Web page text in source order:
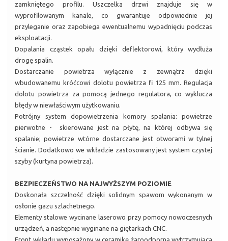
zamkniętego profilu. Uszczelka drzwi znajduje się w
wyprofilowanym kanale, co gwarantuje odpowiednie jej
przyleganie oraz zapobiega ewentualnemu wypadnięciu podczas
eksploatacji.
Dopalania cząstek opału dzięki deflektorowi, który wydłuża
drogę spalin.
Dostarczanie powietrza wyłącznie z zewnątrz dzięki
wbudowanemu króćcowi dolotu powietrza fi 125 mm. Regulacja
dolotu powietrza za pomocą jednego regulatora, co wyklucza
błędy w niewłaściwym użytkowaniu.
Potrójny system dopowietrzenia komory spalania: powietrze
pierwotne - skierowane jest na płytę, na której odbywa się
spalanie; powietrze wtórne dostarczane jest otworami w tylnej
ścianie. Dodatkowo we wkładzie zastosowany jest system czystej
szyby (kurtyna powietrza).
BEZPIECZEŃSTWO NA NAJWYŻSZYM POZIOMIE
Doskonała szczelność dzięki solidnym spawom wykonanym w
osłonie gazu szlachetnego.
Elementy stalowe wycinane laserowo przy pomocy nowoczesnych
urządzeń, a następnie wyginane na giętarkach CNC.
Front wkładu wyposażony w ceramikę żaroodporną wytrzymująca